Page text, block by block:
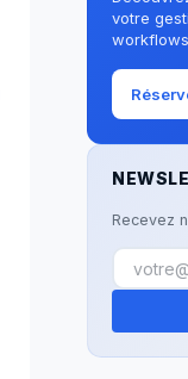
votre
Recevez